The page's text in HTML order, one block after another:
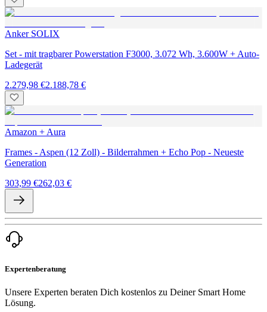
Anker SOLIX
Set - mit tragbarer Powerstation F3000, 3.072 Wh, 3.600W + Auto-
Ladegerät
2.279,98 €2.188,78 €
Amazon + Aura
Frames - Aspen (12 Zoll) - Bilderrahmen + Echo Pop - Neueste
Generation
303,99 €262,03 €
Expertenberatung
Unsere Experten beraten Dich kostenlos zu Deiner Smart Home
Lösung.